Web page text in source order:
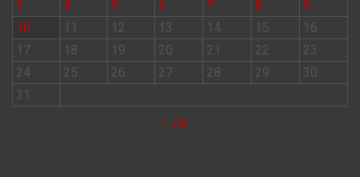
3 4 5 6 7 8
9
10
11 12 13 14 15
16
17
18 19 20 21 22
23
24
25 26 27 28 29
30
31
« Jul